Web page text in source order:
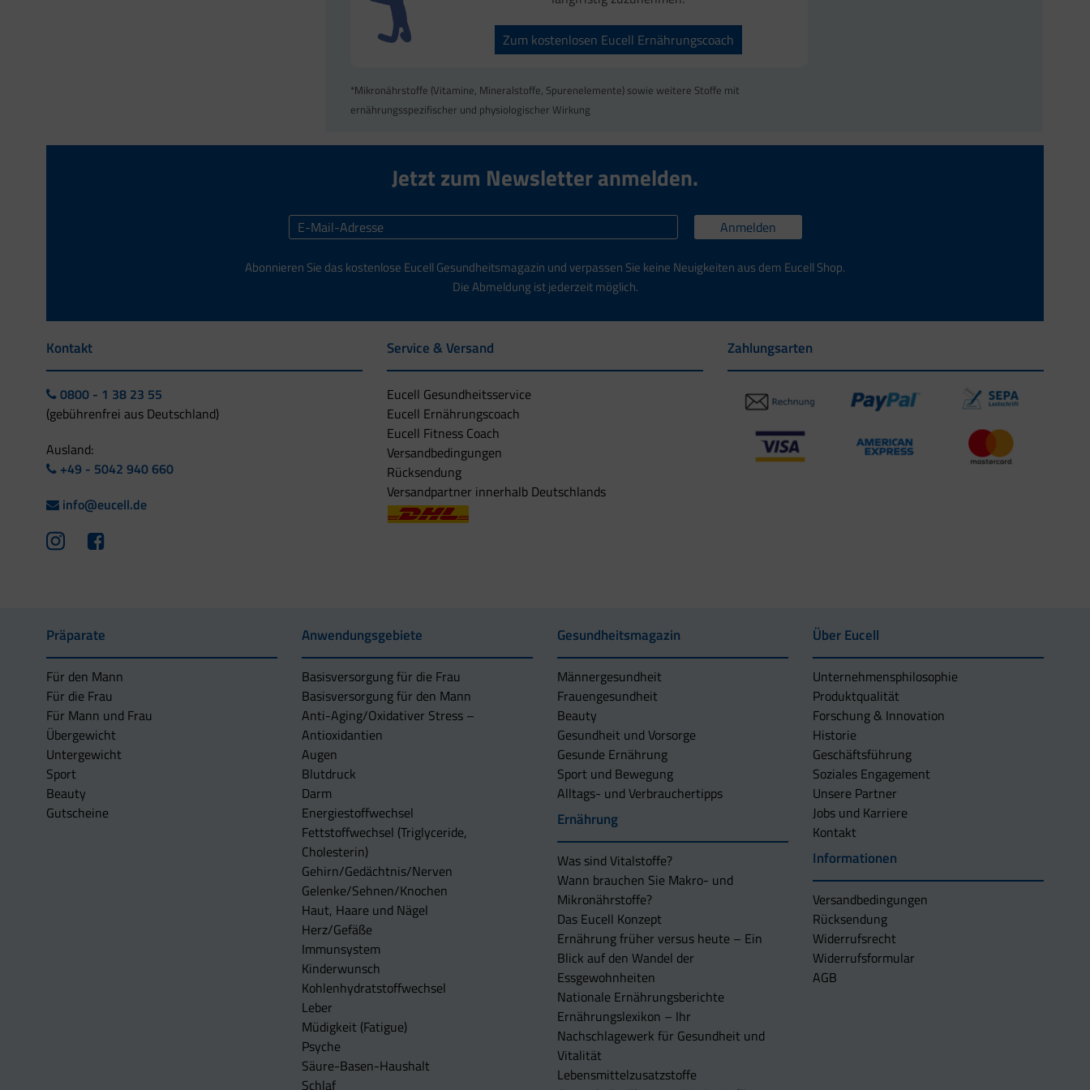
Zum kostenlosen Eucell Ernährungscoach
*Mikronährstoffe (Vitamine, Mineralstoffe, Spurenelemente) sowie weitere Stoffe mit
ernährungsspezifischer und physiologischer Wirkung
Jetzt zum Newsletter anmelden.
Anmelden
Abonnieren Sie das kostenlose Eucell Gesundheitsmagazin und verpassen Sie keine Neuigkeiten aus dem Eucell Shop.
Die Abmeldung ist jederzeit möglich.
Kontakt
0800 - 1 38 23 55
(gebührenfrei aus Deutschland)
Ausland:
+49 - 5042 940 660
info@eucell.de
Service & Versand
Eucell Gesundheitsservice
Eucell Ernährungscoach
Eucell Fitness Coach
Versandbedingungen
Rücksendung
Versandpartner innerhalb Deutschlands
Zahlungsarten
Präparate
Für den Mann
Für die Frau
Für Mann und Frau
Übergewicht
Untergewicht
Sport
Beauty
Gutscheine
Anwendungsgebiete
Basisversorgung für die Frau
Basisversorgung für den Mann
Anti-Aging/Oxidativer Stress –
Antioxidantien
Augen
Blutdruck
Darm
Energiestoffwechsel
Fettstoffwechsel (Triglyceride,
Cholesterin)
Gehirn/Gedächtnis/Nerven
Gelenke/Sehnen/Knochen
Haut, Haare und Nägel
Herz/Gefäße
Immunsystem
Kinderwunsch
Kohlenhydratstoffwechsel
Leber
Müdigkeit (Fatigue)
Psyche
Säure-Basen-Haushalt
Schlaf
Gesundheitsmagazin
Männergesundheit
Frauengesundheit
Beauty
Gesundheit und Vorsorge
Gesunde Ernährung
Sport und Bewegung
Alltags- und Verbrauchertipps
Ernährung
Was sind Vitalstoffe?
Wann brauchen Sie Makro- und
Mikronährstoffe?
Das Eucell Konzept
Ernährung früher versus heute – Ein
Blick auf den Wandel der
Essgewohnheiten
Nationale Ernährungsberichte
Ernährungslexikon – Ihr
Nachschlagewerk für Gesundheit und
Vitalität
Lebensmittelzusatzstoffe
Über Eucell
Unternehmens­philosophie
Produktqualität
Forschung & Innovation
Historie
Geschäftsführung
Soziales Engagement
Unsere Partner
Jobs und Karriere
Kontakt
Informationen
Versandbedingungen
Rücksendung
Widerrufsrecht
Widerrufsformular
AGB